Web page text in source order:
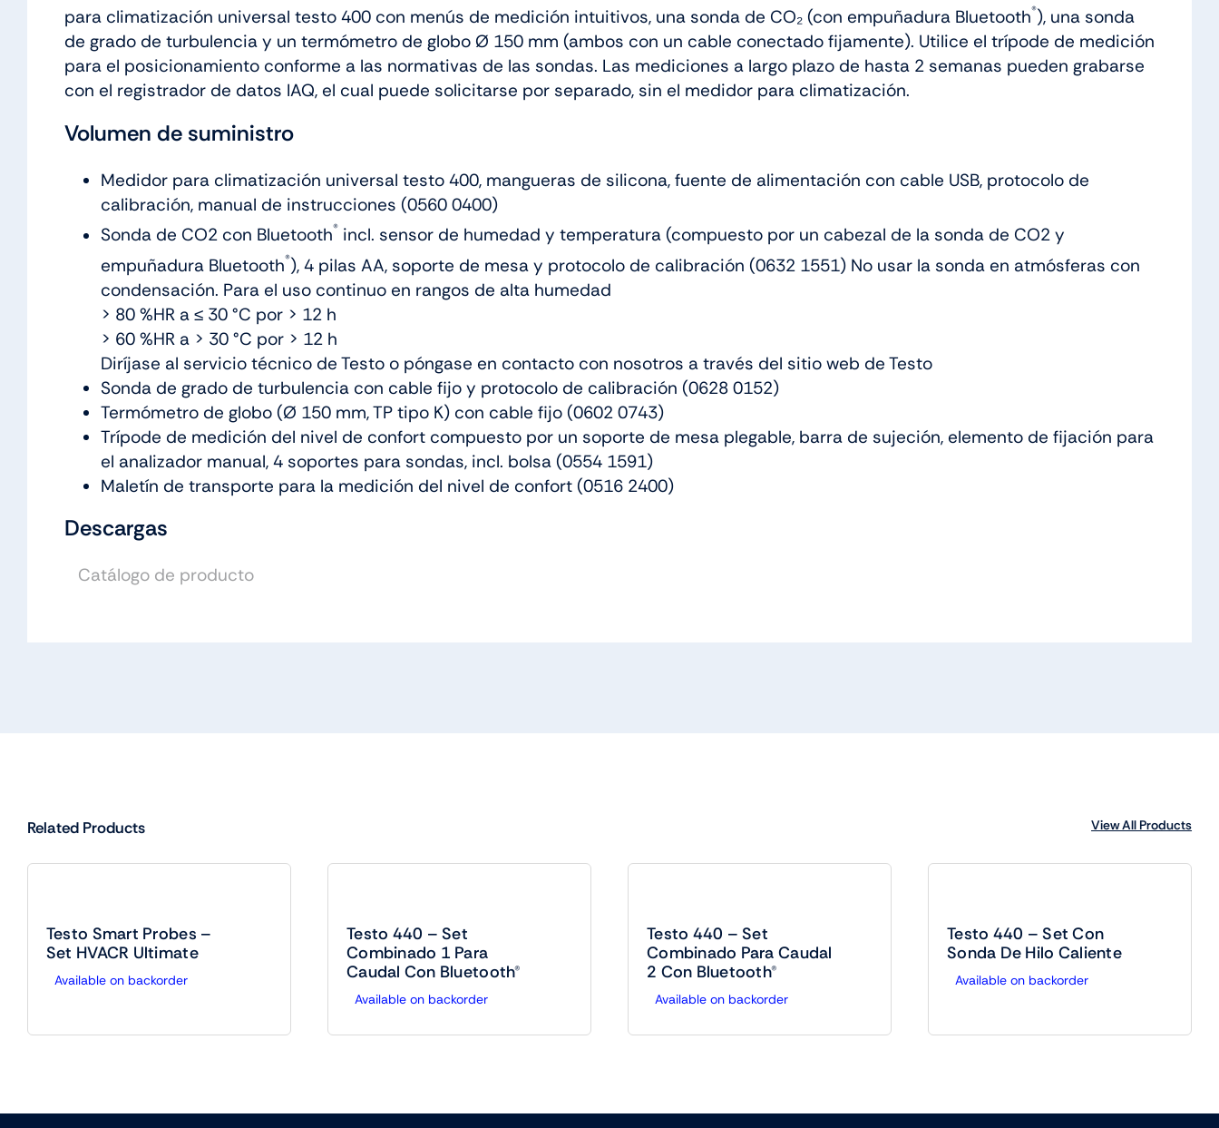
para climatización universal testo 400 con menús de medición intuitivos, una sonda de CO₂ (con empuñadura Bluetooth®), una sonda
de grado de turbulencia y un termómetro de globo Ø 150 mm (ambos con un cable conectado fijamente). Utilice el trípode de medición
para el posicionamiento conforme a las normativas de las sondas. Las mediciones a largo plazo de hasta 2 semanas pueden grabarse
con el registrador de datos IAQ, el cual puede solicitarse por separado, sin el medidor para climatización.
Volumen de suministro
Medidor para climatización universal testo 400, mangueras de silicona, fuente de alimentación con cable USB, protocolo de
calibración, manual de instrucciones (0560 0400)
Sonda de CO2 con Bluetooth® incl. sensor de humedad y temperatura (compuesto por un cabezal de la sonda de CO2 y
empuñadura Bluetooth®), 4 pilas AA, soporte de mesa y protocolo de calibración (0632 1551) No usar la sonda en atmósferas con
condensación. Para el uso continuo en rangos de alta humedad
> 80 %HR a ≤ 30 °C por > 12 h
> 60 %HR a > 30 °C por > 12 h
Diríjase al servicio técnico de Testo o póngase en contacto con nosotros a través del sitio web de Testo
Sonda de grado de turbulencia con cable fijo y protocolo de calibración (0628 0152)
Termómetro de globo (Ø 150 mm, TP tipo K) con cable fijo (0602 0743)
Trípode de medición del nivel de confort compuesto por un soporte de mesa plegable, barra de sujeción, elemento de fijación para
el analizador manual, 4 soportes para sondas, incl. bolsa (0554 1591)
Maletín de transporte para la medición del nivel de confort (0516 2400)
Descargas
Catálogo de producto
Related Products View All Products
Testo Smart Probes –
Set HVACR Ultimate
Available on backorder
Testo 440 – Set
Combinado 1 Para
Caudal Con Bluetooth®
Available on backorder
Testo 440 – Set
Combinado Para Caudal
2 Con Bluetooth®
Available on backorder
Testo 440 – Set Con
Sonda De Hilo Caliente
Available on backorder